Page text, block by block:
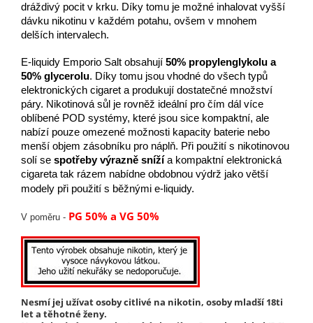
dráždivý pocit v krku. Díky tomu je možné inhalovat vyšší
dávku nikotinu v každém potahu, ovšem v mnohem
delších intervalech.
E-liquidy Emporio Salt obsahují 50% propylenglykolu a
50% glycerolu. Díky tomu jsou vhodné do všech typů
elektronických cigaret a produkují dostatečné množství
páry. Nikotinová sůl je rovněž ideální pro čím dál více
oblíbené POD systémy, které jsou sice kompaktní, ale
nabízí pouze omezené možnosti kapacity baterie nebo
menší objem zásobníku pro náplň. Při použití s nikotinovou
solí se spotřeby výrazně sníží a kompaktní elektronická
cigareta tak rázem nabídne obdobnou výdrž jako větší
modely při použití s běžnými e-liquidy.
V poměru - PG 50% a VG 50%
Nesmí jej užívat osoby citlivé na nikotin, osoby mladší 18ti
let a těhotné ženy.